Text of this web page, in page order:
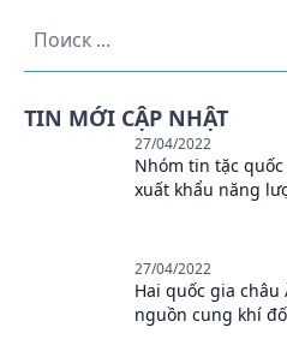
TIN MỚI CẬP NHẬT
27/04/2022
Nhóm tin tặc quốc
xuất khẩu năng
27/04/2022
Hai quốc gia
nguồn cung khí